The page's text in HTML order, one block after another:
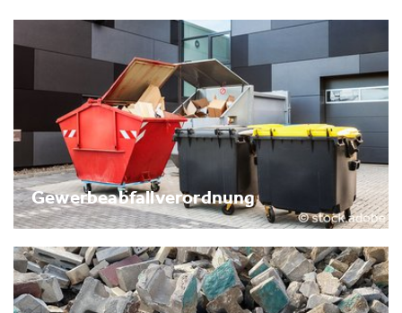
Gewerbeabfallverordnung